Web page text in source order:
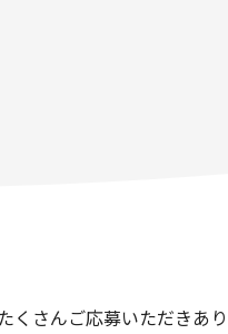
くさんご応募いただきあ